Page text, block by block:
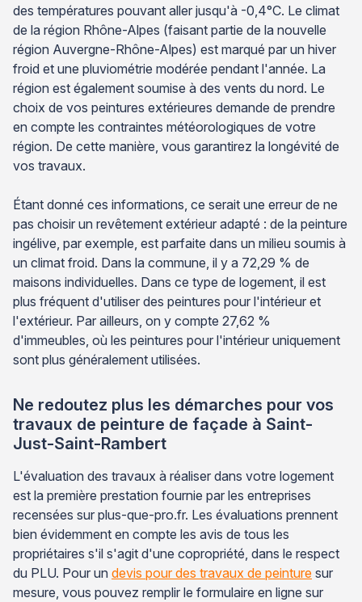
des températures pouvant aller jusqu'à -0,4°C. Le climat
de la région Rhône-Alpes (faisant partie de la nouvelle
région Auvergne-Rhône-Alpes) est marqué par un hiver
froid et une pluviométrie modérée pendant l'année. La
région est également soumise à des vents du nord. Le
choix de vos peintures extérieures demande de prendre
en compte les contraintes météorologiques de votre
région. De cette manière, vous garantirez la longévité de
vos travaux.
Étant donné ces informations, ce serait une erreur de ne
pas choisir un revêtement extérieur adapté : de la peinture
ingélive, par exemple, est parfaite dans un milieu soumis à
un climat froid. Dans la commune, il y a 72,29 % de
maisons individuelles. Dans ce type de logement, il est
plus fréquent d'utiliser des peintures pour l'intérieur et
l'extérieur. Par ailleurs, on y compte 27,62 %
d'immeubles, où les peintures pour l'intérieur uniquement
sont plus généralement utilisées.
Ne redoutez plus les démarches pour vos
travaux de peinture de façade à Saint-
Just-Saint-Rambert
L'évaluation des travaux à réaliser dans votre logement
est la première prestation fournie par les entreprises
recensées sur plus-que-pro.fr. Les évaluations prennent
bien évidemment en compte les avis de tous les
propriétaires s'il s'agit d'une copropriété, dans le respect
du PLU. Pour un devis pour des travaux de peinture sur
mesure, vous pouvez remplir le formulaire en ligne sur